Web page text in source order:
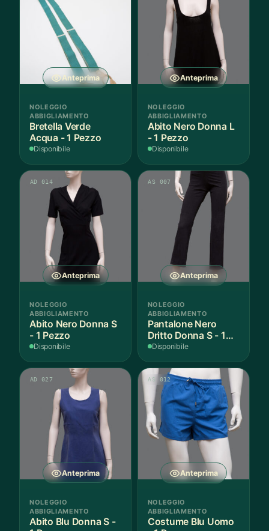
Anteprima
NOLEGGIO
ABBIGLIAMENTO
Bretella Verde
Acqua - 1 Pezzo
Disponibile
Anteprima
NOLEGGIO
ABBIGLIAMENTO
Abito Nero Donna L
- 1 Pezzo
Disponibile
Anteprima
AD 014
NOLEGGIO
ABBIGLIAMENTO
Abito Nero Donna S
- 1 Pezzo
Disponibile
Anteprima
AS 007
NOLEGGIO
ABBIGLIAMENTO
Pantalone Nero
Dritto Donna S - 1
Paio
Disponibile
Anteprima
AD 027
NOLEGGIO
ABBIGLIAMENTO
Abito Blu Donna S -
Anteprima
AS 012
NOLEGGIO
ABBIGLIAMENTO
Costume Blu Uomo